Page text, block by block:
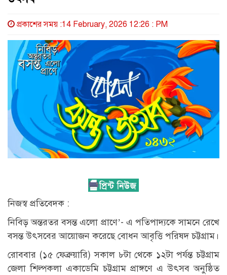
প্রকাশের সময় :14 February, 2026 12:26 : PM
নিজস্ব প্রতিবেদক :
নিবিড় অন্তরতর বসন্ত এলো প্রাণে’- এ পতিপাদ্যকে সামনে রেখে
বসন্ত উৎসবের আয়োজন করেছে বোধন আবৃত্তি পরিষদ চট্টগ্রাম।
রোববার (১৫ ফেব্রুয়ারি) সকাল ৮টা থেকে ১২টা পর্যন্ত চট্টগ্রাম
জেলা শিল্পকলা একাডেমি চট্টগ্রাম প্রাঙ্গণে এ উৎসব অনুষ্ঠিত